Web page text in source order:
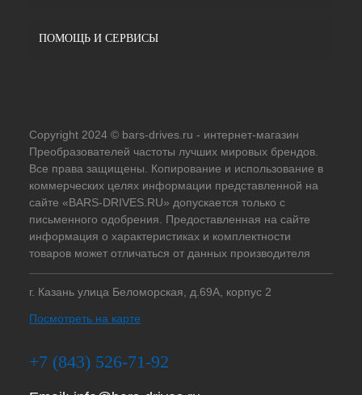
ПОМОЩЬ И СЕРВИСЫ
Copyright 2024 © bars-drives.ru - интернет-магазин
Преобразователей частоты лучших мировых брендов.
Все права защищены. Копирование и использование в
коммерческих целях информации представленной на
сайте «BARS-DRIVES.RU» допускается только с
письменного одобрения. Предоставленная на сайте
информация о характеристиках и комплектности
товаров может отличаться от данных производителя
г. Казань улица Беломорская, д.69А, корпус 2
Посмотреть на карте
+7 (843) 526-71-92